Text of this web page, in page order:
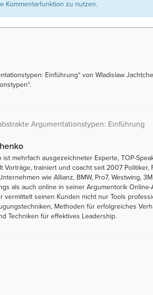
Kommentarfunktion zu nutzen.
Einführung“ von Wladislaw
Argumentationstypen: Einführung
ist mehrfach ausgezeichneter Experte, TOP-
Vorträge, trainiert und coacht seit 2007 Politiker,
wie Allianz, BMW, Pro7, Westwing,
als auch online in seiner Argumentorik
vermittelt seinen Kunden nicht nur Tools
Methoden für erfolgreiches
Techniken für effektives Leadership.